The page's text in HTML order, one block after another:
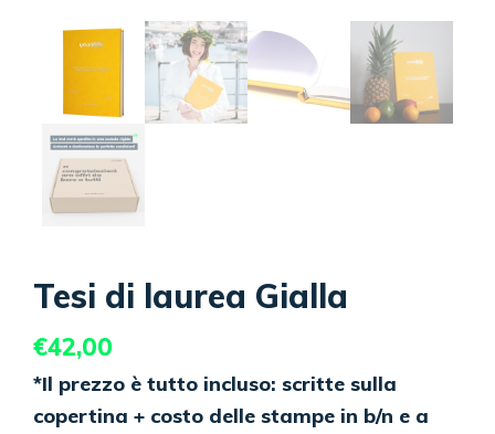
Tesi di laurea Gialla
€42,00
*Il prezzo è tutto incluso: scritte sulla
copertina + costo delle stampe in b/n e a